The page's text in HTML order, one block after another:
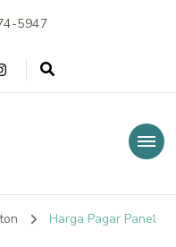
5947
Harga Pagar Panel